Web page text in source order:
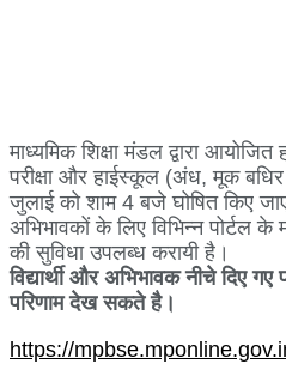
माध्यमिक शिक्षा मंडल द्वारा
परीक्षा और हाईस्कूल (अंध, मूक बधिर
जुलाई को शाम 4 बजे घोषित किए
अभिभावकों के लिए विभिन्न पोर्टल के
की सुविधा उपलब्ध करायी है।
विद्यार्थी और अभिभावक नीचे दिए गए
परिणाम देख सकते है।
https://